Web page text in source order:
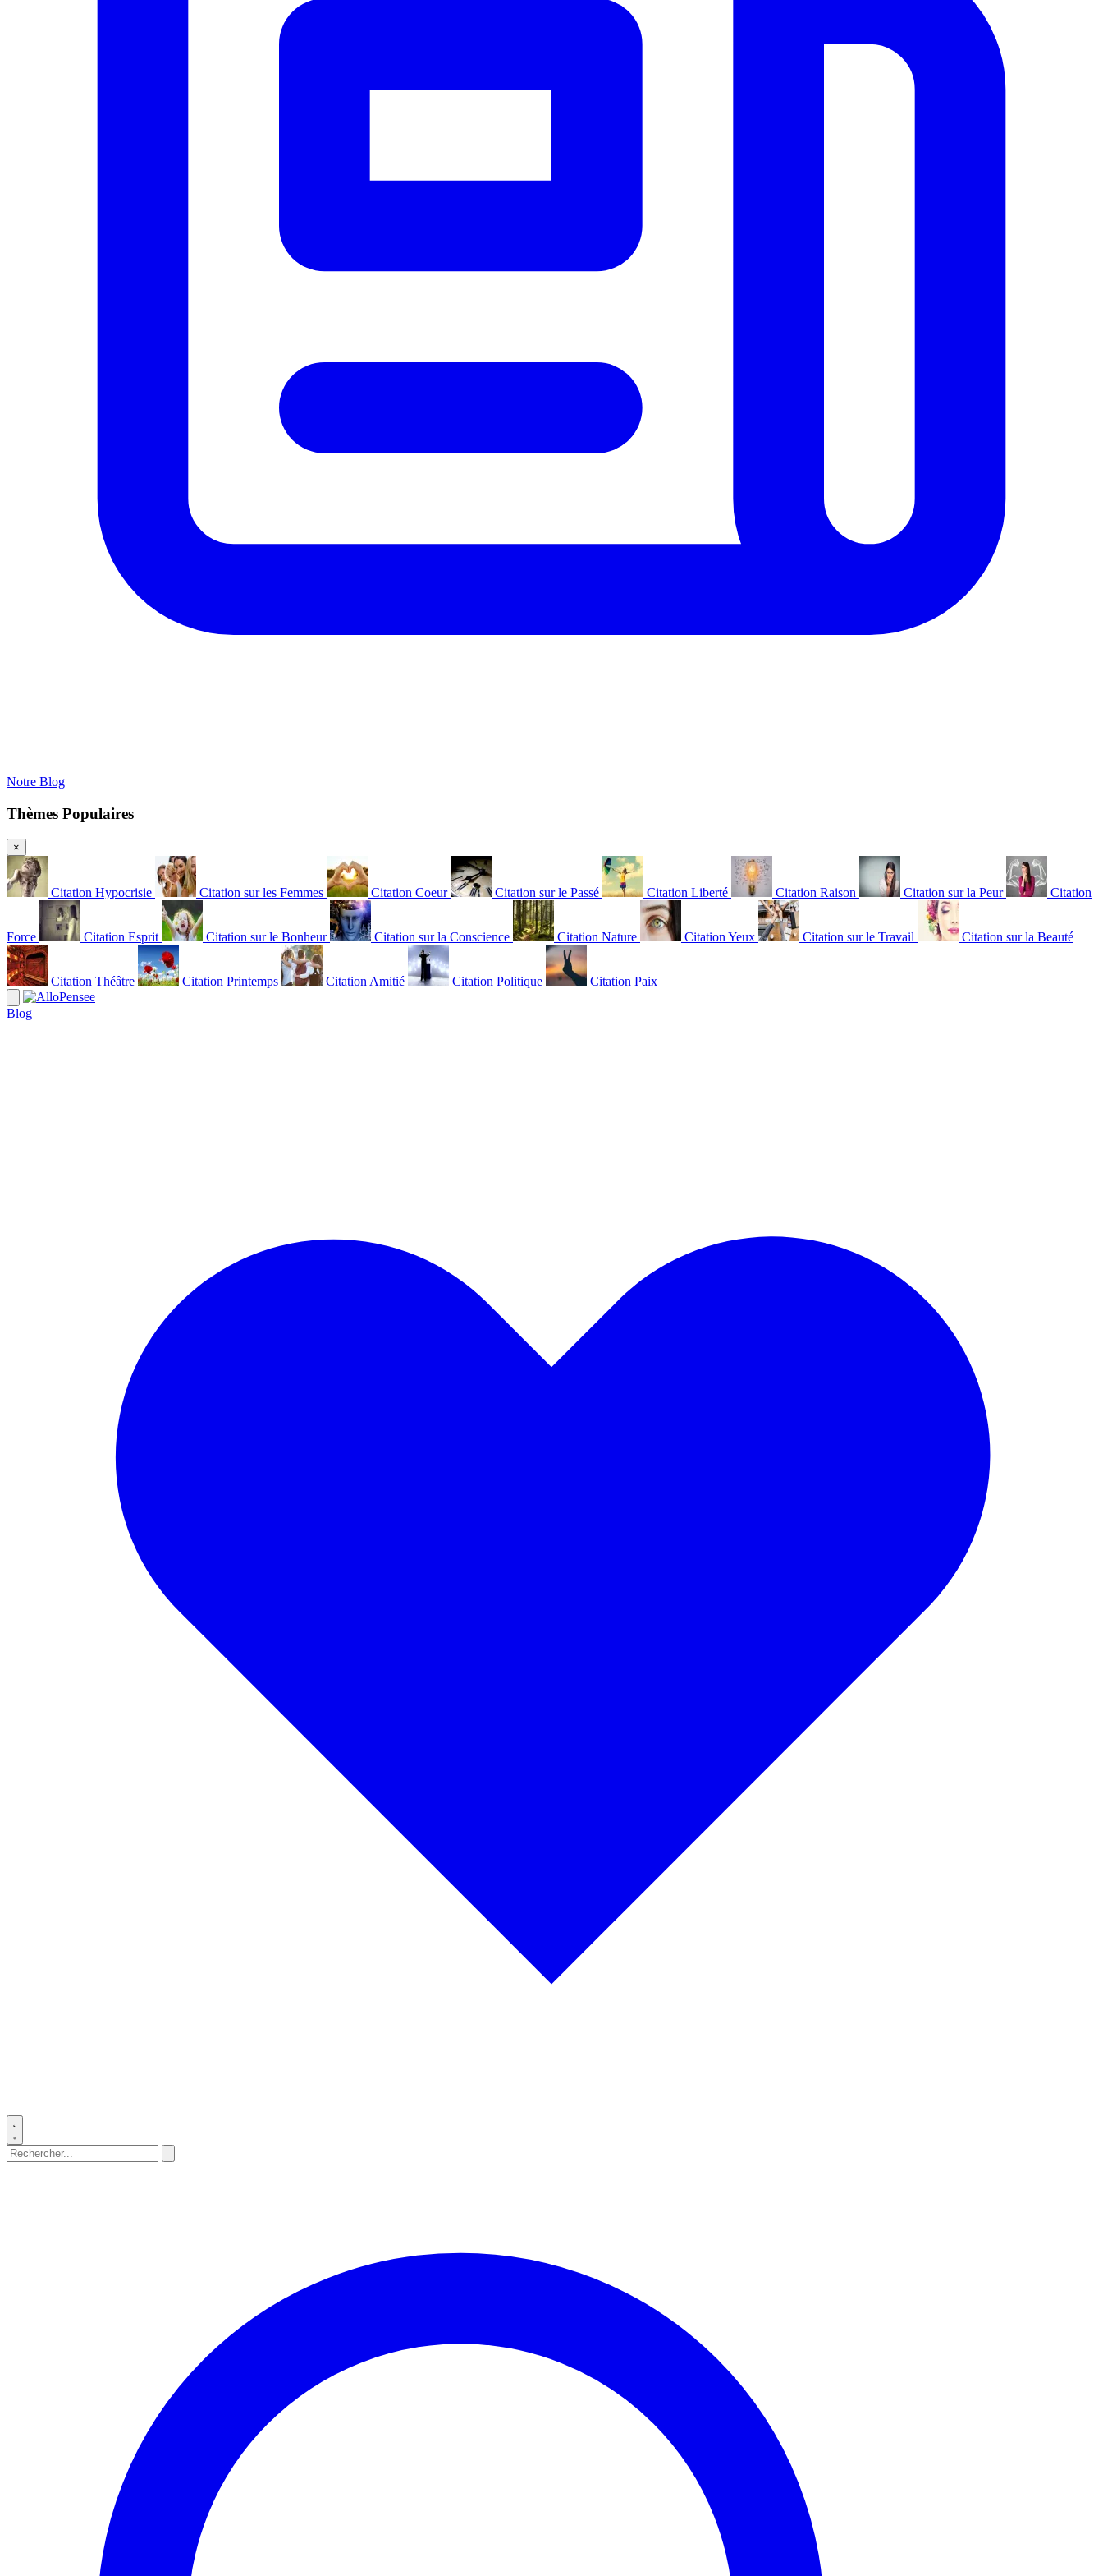
Notre Blog
Thèmes Populaires
×
Citation Hypocrisie Citation sur les Femmes Citation Coeur Citation sur le Passé Citation Liberté Citation Raison Citation sur la Peur Citation
Force Citation Esprit Citation sur le Bonheur Citation sur la Conscience Citation Nature Citation Yeux Citation sur le Travail Citation sur la Beauté
Citation Théâtre Citation Printemps Citation Amitié Citation Politique Citation Paix
Blog